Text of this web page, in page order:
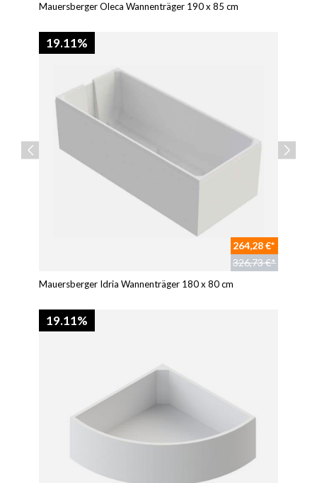
Mauersberger Oleca Wannenträger 190 x 85 cm
19.11%
264,28 €*
326,73 €*
Mauersberger Idria Wannenträger 180 x 80 cm
19.11%